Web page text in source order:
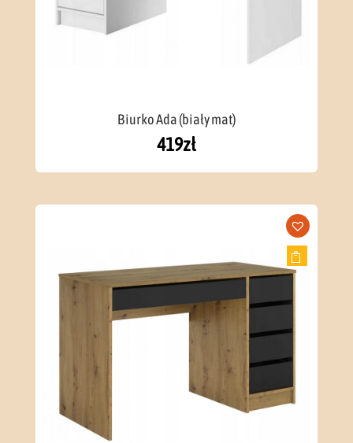
Biurko Ada (biały mat)
419zł